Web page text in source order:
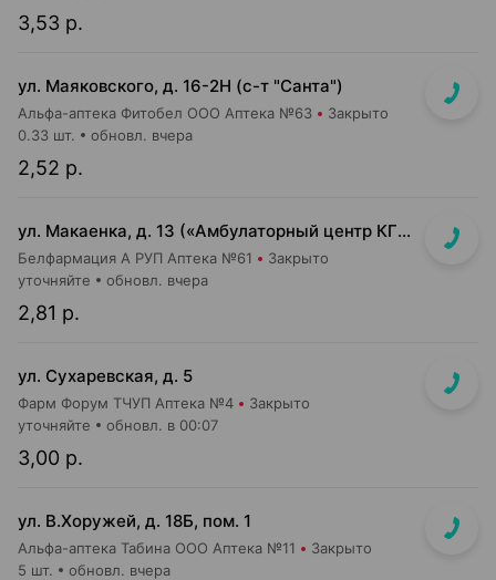
3,53 р.
ул. Маяковского, д. 16-2Н (с-т "Санта")
Альфа-аптека Фитобел ООО Аптека №63 Закрыто
2,52 р.
0.33 шт. обновл. вчера
ул. Макаенка, д. 13 («Амбулаторный центр КГБ»)
Белфармация А РУП Аптека №61 Закрыто
2,81 р.
уточняйте обновл. вчера
ул. Сухаревская, д. 5
Фарм Форум ТЧУП Аптека №4 Закрыто
3,00 р.
уточняйте обновл. в 00:07
ул. В.Хоружей, д. 18Б, пом. 1
Альфа-аптека Табина ООО Аптека №11 Закрыто
5 шт. обновл. вчера